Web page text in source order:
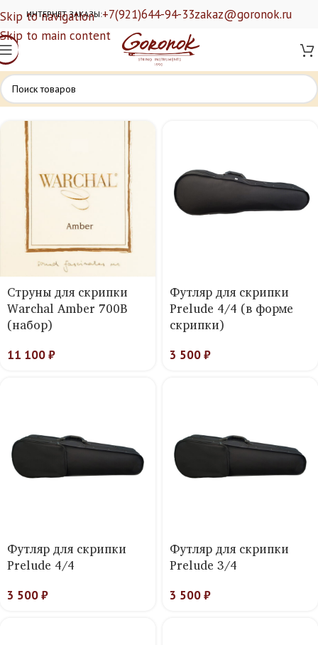
Skip to navigation
Skip to main content
ИНТЕРНЕТ ЗАКАЗЫ:+7(921)644-94-33zakaz@goronok.ru
Струны для скрипки
Warchal Amber 700B
(набор)
11 100₽
Футляр для скрипки
Prelude 4/4 (в форме
скрипки)
3 500₽
Футляр для скрипки
Prelude 4/4
3 500₽
Футляр для скрипки
Prelude 3/4
3 500₽